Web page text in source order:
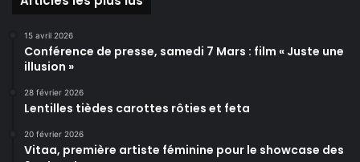
15 avril 2026
Conférence de presse, samedi 7 Mars : film « Juste une
illusion »
28 février 2026
Lentilles tièdes carottes rôties et feta
20 février 2026
Vitaa, première artiste féminine pour le showcase des